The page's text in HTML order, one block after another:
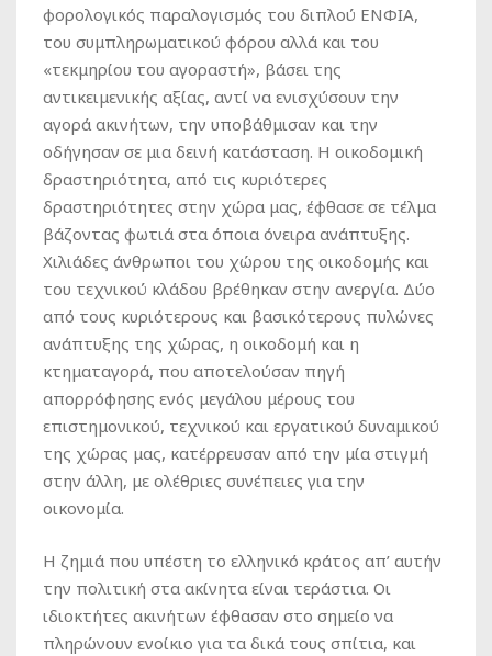
φορολογικός παραλογισμός του διπλού ΕΝΦΙΑ,
του συμπληρωματικού φόρου αλλά και του
«τεκμηρίου του αγοραστή», βάσει της
αντικειμενικής αξίας, αντί να ενισχύσουν την
αγορά ακινήτων, την υποβάθμισαν και την
οδήγησαν σε μια δεινή κατάσταση. Η οικοδομική
δραστηριότητα, από τις κυριότερες
δραστηριότητες στην χώρα μας, έφθασε σε τέλμα
βάζοντας φωτιά στα όποια όνειρα ανάπτυξης.
Χιλιάδες άνθρωποι του χώρου της οικοδομής και
του τεχνικού κλάδου βρέθηκαν στην ανεργία. Δύο
από τους κυριότερους και βασικότερους πυλώνες
ανάπτυξης της χώρας, η οικοδομή και η
κτηματαγορά, που αποτελούσαν πηγή
απορρόφησης ενός μεγάλου μέρους του
επιστημονικού, τεχνικού και εργατικού δυναμικού
της χώρας μας, κατέρρευσαν από την μία στιγμή
στην άλλη, με ολέθριες συνέπειες για την
οικονομία.
Η ζημιά που υπέστη το ελληνικό κράτος απ’ αυτήν
την πολιτική στα ακίνητα είναι τεράστια. Οι
ιδιοκτήτες ακινήτων έφθασαν στο σημείο να
πληρώνουν ενοίκιο για τα δικά τους σπίτια, και